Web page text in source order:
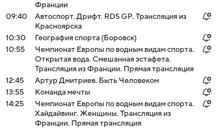
Франции
09:40
Автоспорт. Дрифт. RDS GP. Трансляция из
Красноярска
10:30
География спорта (Боровск)
10:55
Чемпионат Европы по водным видам спорта.
Открытая вода. Смешанная эстафета.
Трансляция из Франции. Прямая трансляция
12:45
Артур Дмитриев. Быть Человеком
13:55
Команда мечты
14:25
Чемпионат Европы по водным видам спорта.
Хайдайвинг. Женщины. Трансляция из
Франции. Прямая трансляция